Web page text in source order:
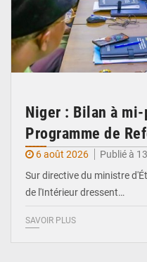
Niger : Bilan à
Programme de
6 août 2026
Publié à
Sur directive du ministre
de l'Intérieur dressent…
SAVOIR PLUS